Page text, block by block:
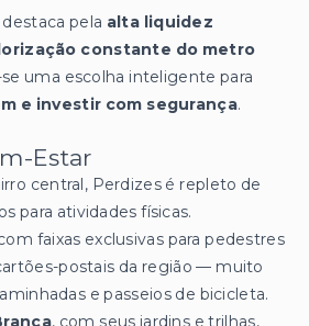
pela alta liquidez
constante do metro
uma escolha inteligente para
e investir com segurança.
Estar
central, Perdizes é repleto de
para atividades físicas.
faixas exclusivas para pedestres
postais da região — muito
e passeios de bicicleta.
, com seus jardins e trilhas,